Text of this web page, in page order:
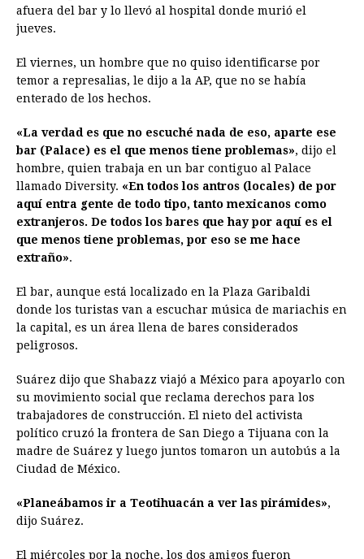
afuera del bar y lo llevó al hospital donde murió el
jueves.
El viernes, un hombre que no quiso identificarse por
temor a represalias, le dijo a la AP, que no se había
enterado de los hechos.
«La verdad es que no escuché nada de eso, aparte ese
bar (Palace) es el que menos tiene problemas», dijo el
hombre, quien trabaja en un bar contiguo al Palace
llamado Diversity. «En todos los antros (locales) de por
aquí entra gente de todo tipo, tanto mexicanos como
extranjeros. De todos los bares que hay por aquí es el
que menos tiene problemas, por eso se me hace
extraño».
El bar, aunque está localizado en la Plaza Garibaldi
donde los turistas van a escuchar música de mariachis en
la capital, es un área llena de bares considerados
peligrosos.
Suárez dijo que Shabazz viajó a México para apoyarlo con
su movimiento social que reclama derechos para los
trabajadores de construcción. El nieto del activista
político cruzó la frontera de San Diego a Tijuana con la
madre de Suárez y luego juntos tomaron un autobús a la
Ciudad de México.
«Planeábamos ir a Teotihuacán a ver las pirámides»,
dijo Suárez.
El miércoles por la noche, los dos amigos fueron